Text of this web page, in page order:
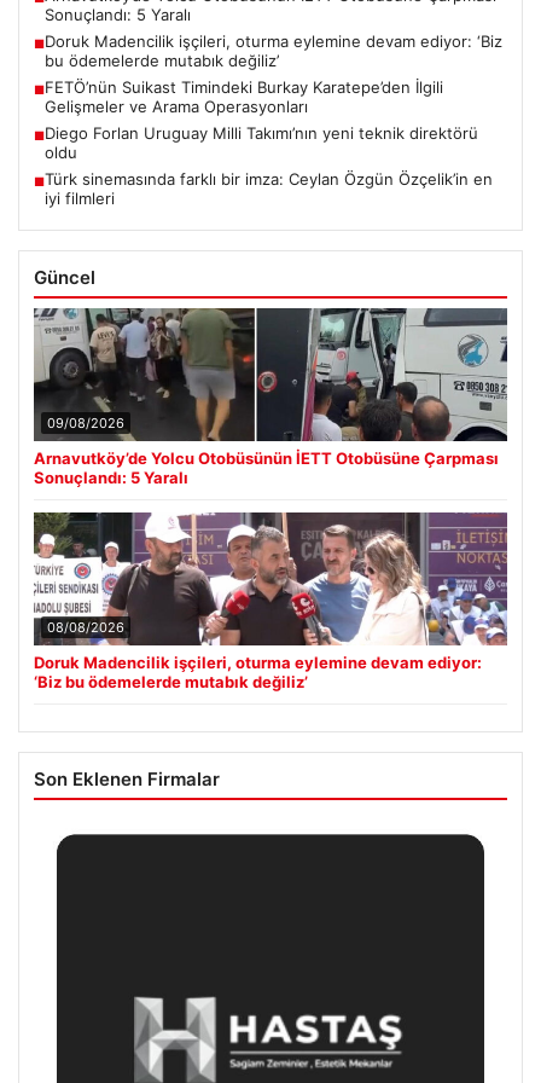
Sonuçlandı: 5 Yaralı
■Doruk Madencilik işçileri, oturma eylemine devam ediyor: ‘Biz
bu ödemelerde mutabık değiliz’
■FETÖ’nün Suikast Timindeki Burkay Karatepe’den İlgili
Gelişmeler ve Arama Operasyonları
■Diego Forlan Uruguay Milli Takımı’nın yeni teknik direktörü
oldu
■Türk sinemasında farklı bir imza: Ceylan Özgün Özçelik’in en
iyi filmleri
Güncel
09/08/2026
Arnavutköy’de Yolcu Otobüsünün İETT Otobüsüne Çarpması
Sonuçlandı: 5 Yaralı
08/08/2026
Doruk Madencilik işçileri, oturma eylemine devam ediyor:
‘Biz bu ödemelerde mutabık değiliz’
Son Eklenen Firmalar